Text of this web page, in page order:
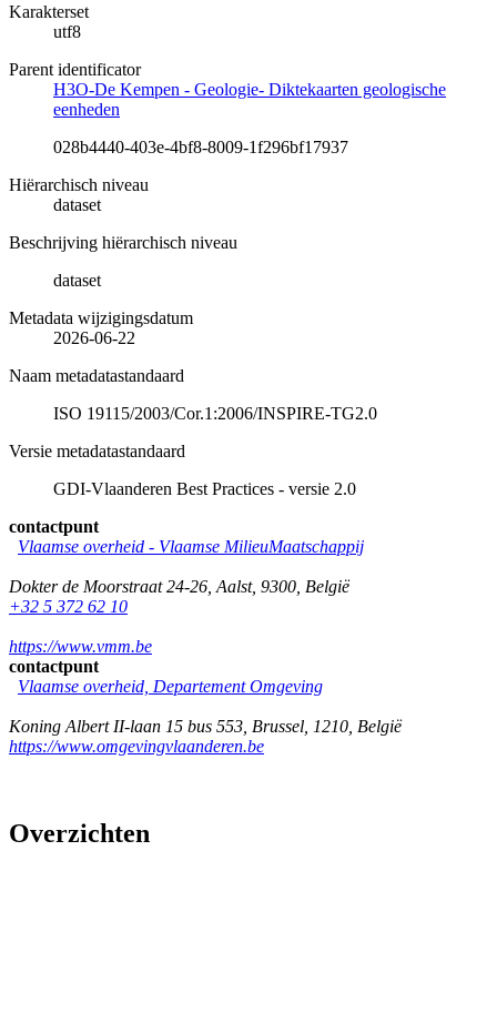
Karakterset
utf8
Parent identificator
H3O-De Kempen - Geologie- Diktekaarten geologische
eenheden
028b4440-403e-4bf8-8009-1f296bf17937
Hiërarchisch niveau
dataset
Beschrijving hiërarchisch niveau
dataset
Metadata wijzigingsdatum
2026-06-22
Naam metadatastandaard
ISO 19115/2003/Cor.1:2006/INSPIRE-TG2.0
Versie metadatastandaard
GDI-Vlaanderen Best Practices - versie 2.0
contactpunt
Vlaamse overheid - Vlaamse MilieuMaatschappij
Dokter de Moorstraat 24-26 Aalst, 9300 België
+32 5 372 62 10
https://www.vmm.be
contactpunt
Vlaamse overheid, Departement Omgeving
Koning Albert II-laan 15 bus 553 Brussel 1210 België
https://www.omgevingvlaanderen.be
Overzichten